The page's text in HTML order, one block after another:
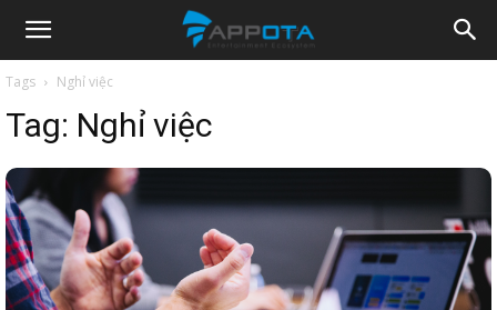
Appota
News
Tags Nghỉ việc
Tag: Nghỉ việc